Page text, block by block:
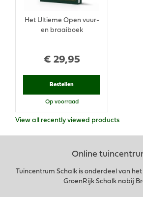
€ 29,95
Het Ultieme Open vuur-
en braaiboek
Bestellen
Op voorraad
View all recently viewed products
Online
Tuincentrum Schalk is onderdeel van
GroenRijk Schalk nabij